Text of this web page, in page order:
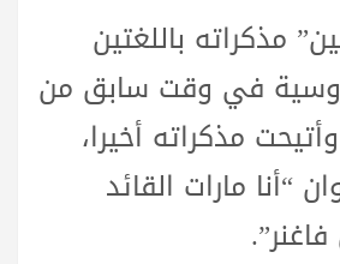
مذكراته باللغتين
في وقت سابق من
مذكراته أخيرا،
“أنا مارات القائد